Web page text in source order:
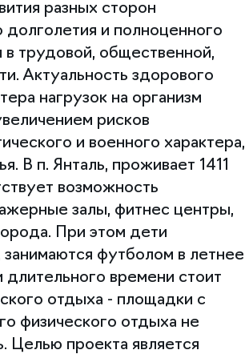
разных сторон
долголетия и полноценного
в трудовой, общественной,
Актуальность здорового
нагрузок на организм
рисков
и военного характера,
В п. Янталь, проживает 1411
возможность
залы, фитнес центры,
При этом дети
футболом в летнее
времени стоит
отдыха - площадки с
физического отдыха не
Целью проекта является